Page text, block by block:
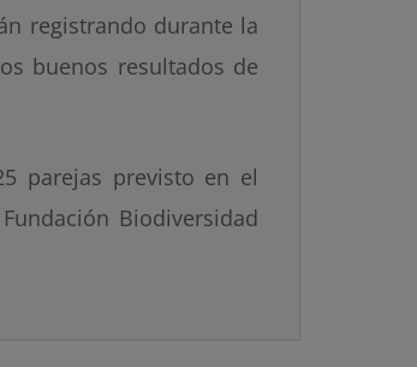
registrando durante la
buenos resultados de
parejas previsto en el
Biodiversidad